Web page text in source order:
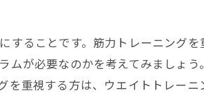
心者のための活用法
通う際の注意点
と基本マナー
ることです。筋力トレーニング
が必要なのかを考えてみましょ
重視する方は、ウエイトトレー